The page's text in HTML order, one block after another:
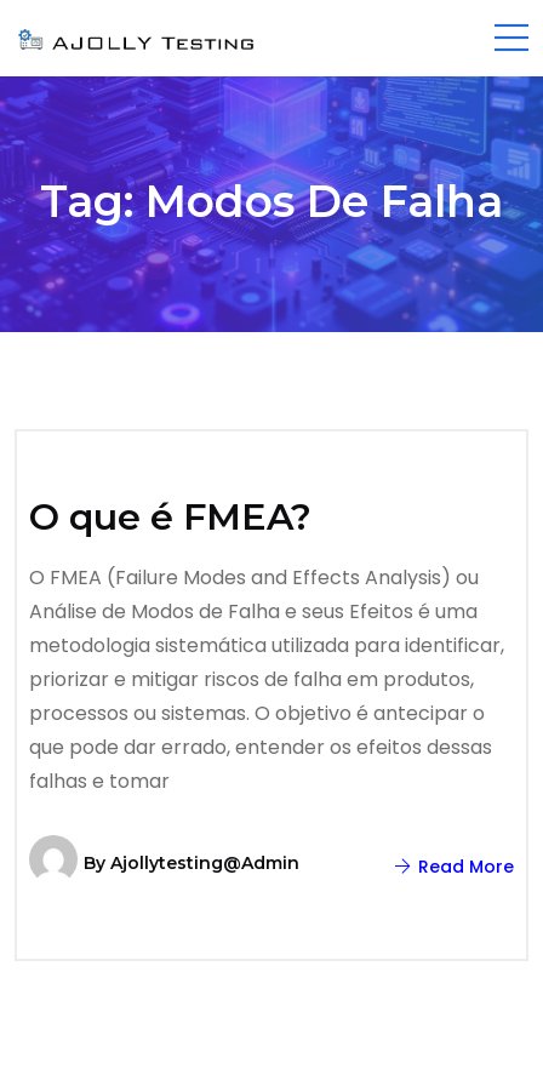
Tag:Modos De Falha
O que é FMEA?
O FMEA (Failure Modes and Effects Analysis) ou
Análise de Modos de Falha e seus Efeitos é uma
metodologia sistemática utilizada para identificar,
priorizar e mitigar riscos de falha em produtos,
processos ou sistemas. O objetivo é antecipar o
que pode dar errado, entender os efeitos dessas
falhas e tomar
By Ajollytesting@admin Read More